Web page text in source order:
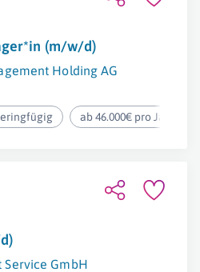
(m/w/d)
Holding AG
ab 46.000€ pro Jahr
Service GmbH